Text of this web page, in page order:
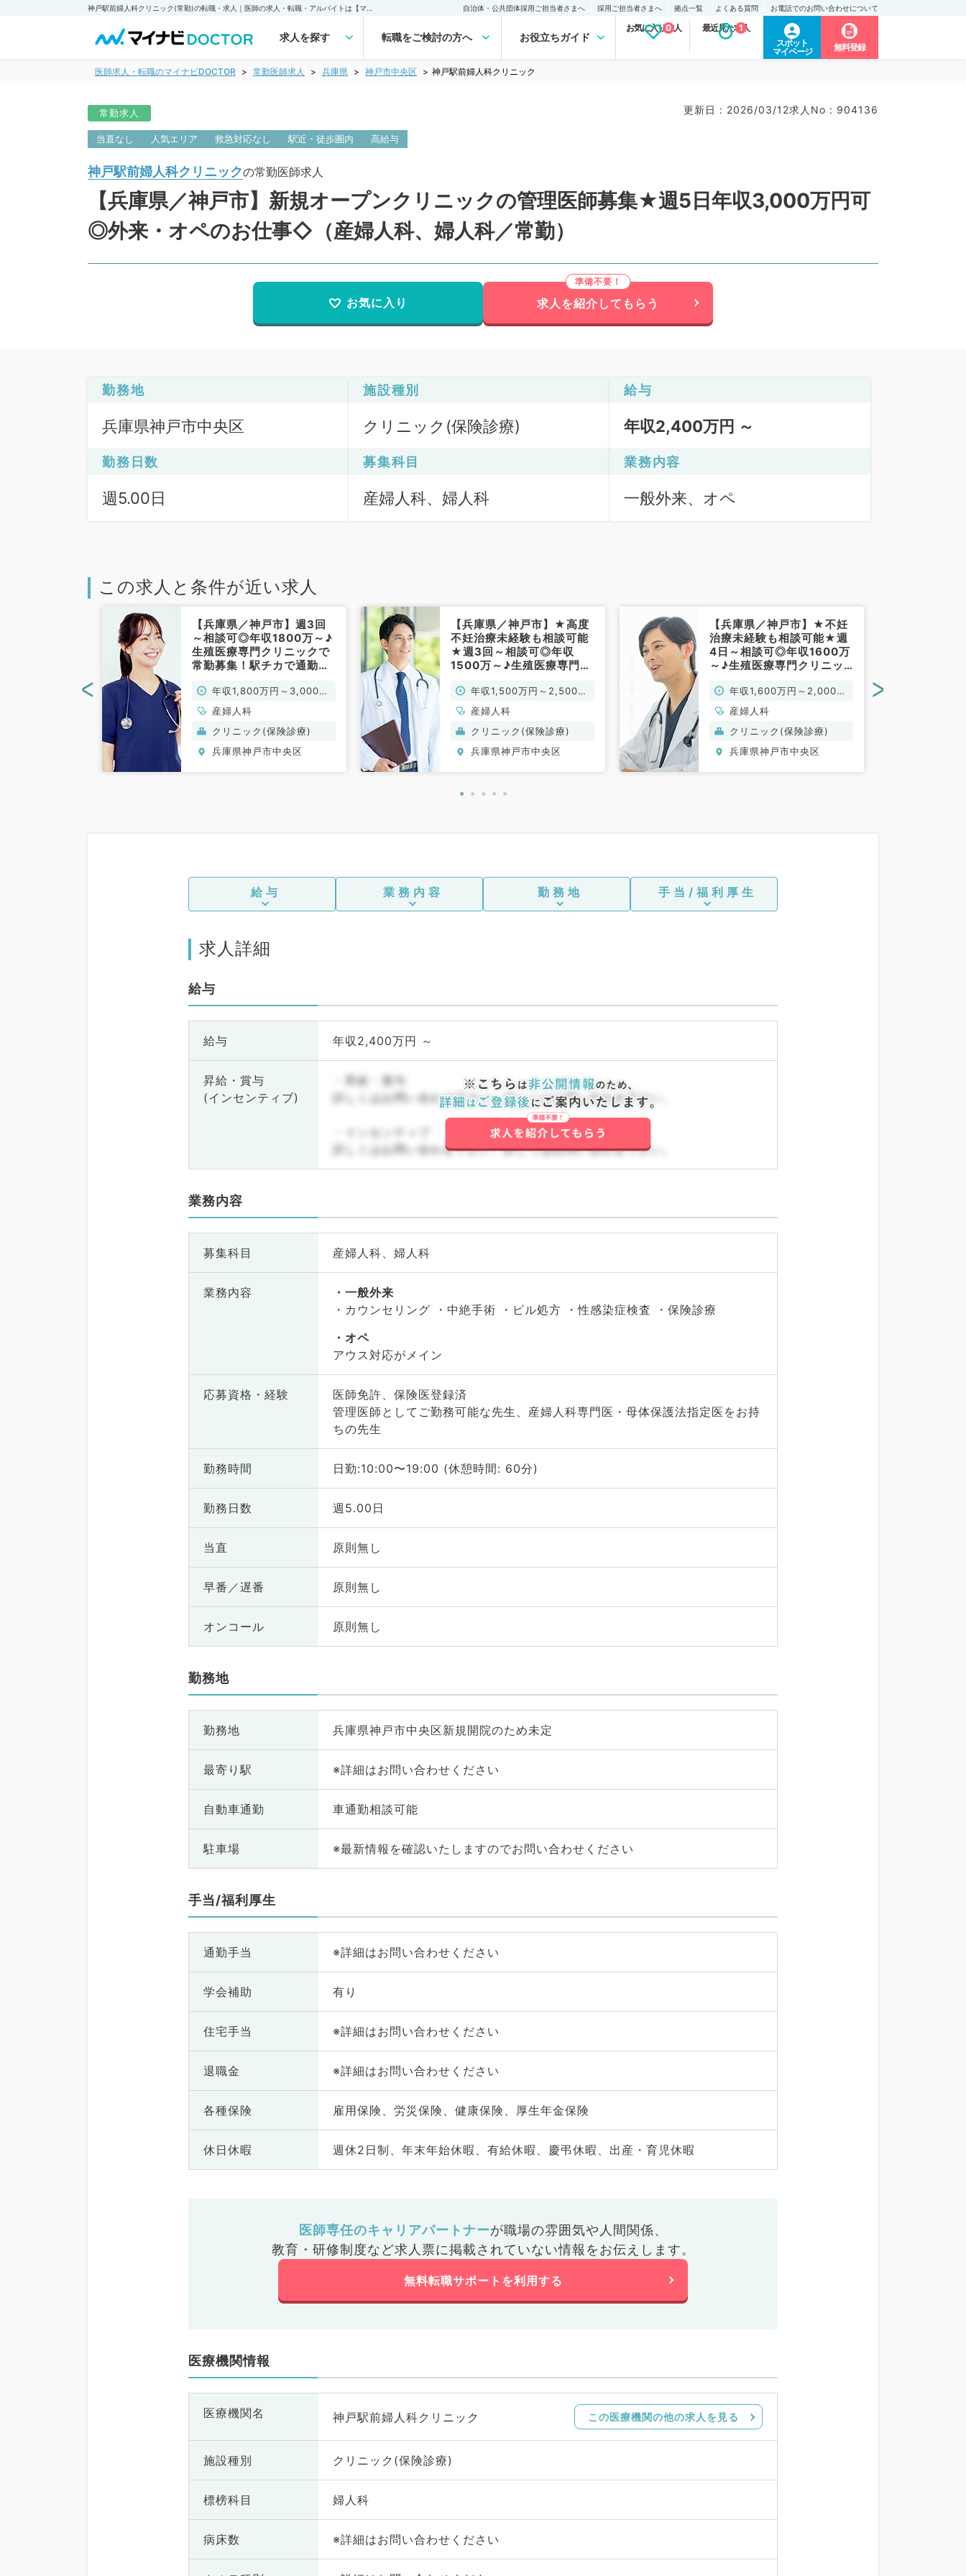
自治体・公共団体採用ご担当者さまへ 採用ご担当者さまへ 拠点一覧 よくある質問 お電話でのお問い合わせについて
求人を探す 転職をご検討の方へ お役立ちガイド
お気に入り求人
0 最近見た求人
1
スポット
マイページ
無料登録
医師求人・転職のマイナビDOCTOR 常勤医師求人 兵庫県 神戸市中央区 神戸駅前婦人科クリニック
常勤求人 更新日 : 2026/03/12求人No : 904136
当直なし 人気エリア 救急対応なし 駅近・徒歩圏内 高給与
神戸駅前婦人科クリニックの常勤医師求人
【兵庫県／神戸市】新規オープンクリニックの管理医師募集★週5日年収3,000万円可
◎外来・オペのお仕事◇（産婦人科、婦人科／常勤）
お気に入り 求人を紹介してもらう
勤務地
兵庫県神戸市中央区
施設種別
クリニック(保険診療)
給与
年収2,400万円 ～
勤務日数
週5.00日
募集科目
産婦人科、婦人科
業務内容
一般外来、オペ
この求人と条件が近い求人
【兵庫県／神戸市】週3回
～相談可◎年収1800万～♪
生殖医療専門クリニックで
常勤募集！駅チカで通勤便
年収1,800万円～3,000万
円
産婦人科
クリニック(保険診療)
兵庫県神戸市中央区
【兵庫県／神戸市】★高度
不妊治療未経験も相談可能
★週3回～相談可◎年収
1500万～♪生殖医療専門ク
チカで通勤便利☆（産婦人
科／常勤）
年収1,500万円～2,500万
円
産婦人科
クリニック(保険診療)
兵庫県神戸市中央区
【兵庫県／神戸市】★不妊
治療未経験も相談可能★週
4日～相談可◎年収1600万
～♪生殖医療専門クリニッ
通勤便利☆（産婦人科／常
勤）
年収1,600万円～2,000万
円
産婦人科
クリニック(保険診療)
兵庫県神戸市中央区
< >
給与 業務内容 勤務地 手当/福利厚生
求人詳細
給与
給与 年収2,400万円 ～
昇給・賞与
(インセンティブ)
・昇給・賞与
詳しくはお問い合わせ下さい。詳しくはお問い合わせ下さい。
・インセンティブ
詳しくはお問い合わせ下さい。詳しくはお問い合わせ下さい。
業務内容
募集科目 産婦人科、婦人科
業務内容
一般外来
・カウンセリング ・中絶手術 ・ピル処方 ・性感染症検査 ・保険診療
オペ
アウス対応がメイン
応募資格・ 経験
医師免許、保険医登録済
管理医師としてご勤務可能な先生、産婦人科専門医・母体保護法指定医をお持
ちの先生
勤務時間 日勤:10:00〜19:00 (休憩時間: 60分)
勤務日数 週5.00日
当直 原則無し
早番／遅番 原則無し
オンコール 原則無し
勤務地
勤務地 兵庫県神戸市中央区新規開院のため未定
最寄り駅 ※詳細はお問い合わせください
自動車通勤 車通勤相談可能
駐車場 ※最新情報を確認いたしますのでお問い合わせください
手当/福利厚生
通勤手当 ※詳細はお問い合わせください
学会補助 有り
住宅手当 ※詳細はお問い合わせください
退職金 ※詳細はお問い合わせください
各種保険 雇用保険、労災保険、健康保険、厚生年金保険
休日休暇 週休2日制、年末年始休暇、有給休暇、慶弔休暇、出産・育児休暇
医師専任のキャリアパートナーが職場の雰囲気や人間関係、
教育・研修制度など求人票に掲載されていない情報をお伝えします。
無料転職サポートを利用する
医療機関情報
医療機関名 神戸駅前婦人科クリニック この医療機関の他の求人を見る
施設種別 クリニック(保険診療)
標榜科目 婦人科
病床数 ※詳細はお問い合わせください